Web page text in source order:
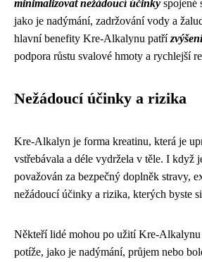
minimalizovat nežádoucí účinky spojené
jako je nadýmání, zadržování vody a
hlavní benefity Kre-Alkalynu patří
podpora růstu svalové hmoty a rychlejší
Nežádoucí účinky a rizika
Kre-Alkalyn je forma kreatinu, která je
vstřebávala a déle vydržela v těle. I když
považován za bezpečný doplněk stravy,
nežádoucí účinky a rizika, kterých byste
Někteří lidé mohou po užití Kre-
potíže, jako je nadýmání, průjem nebo